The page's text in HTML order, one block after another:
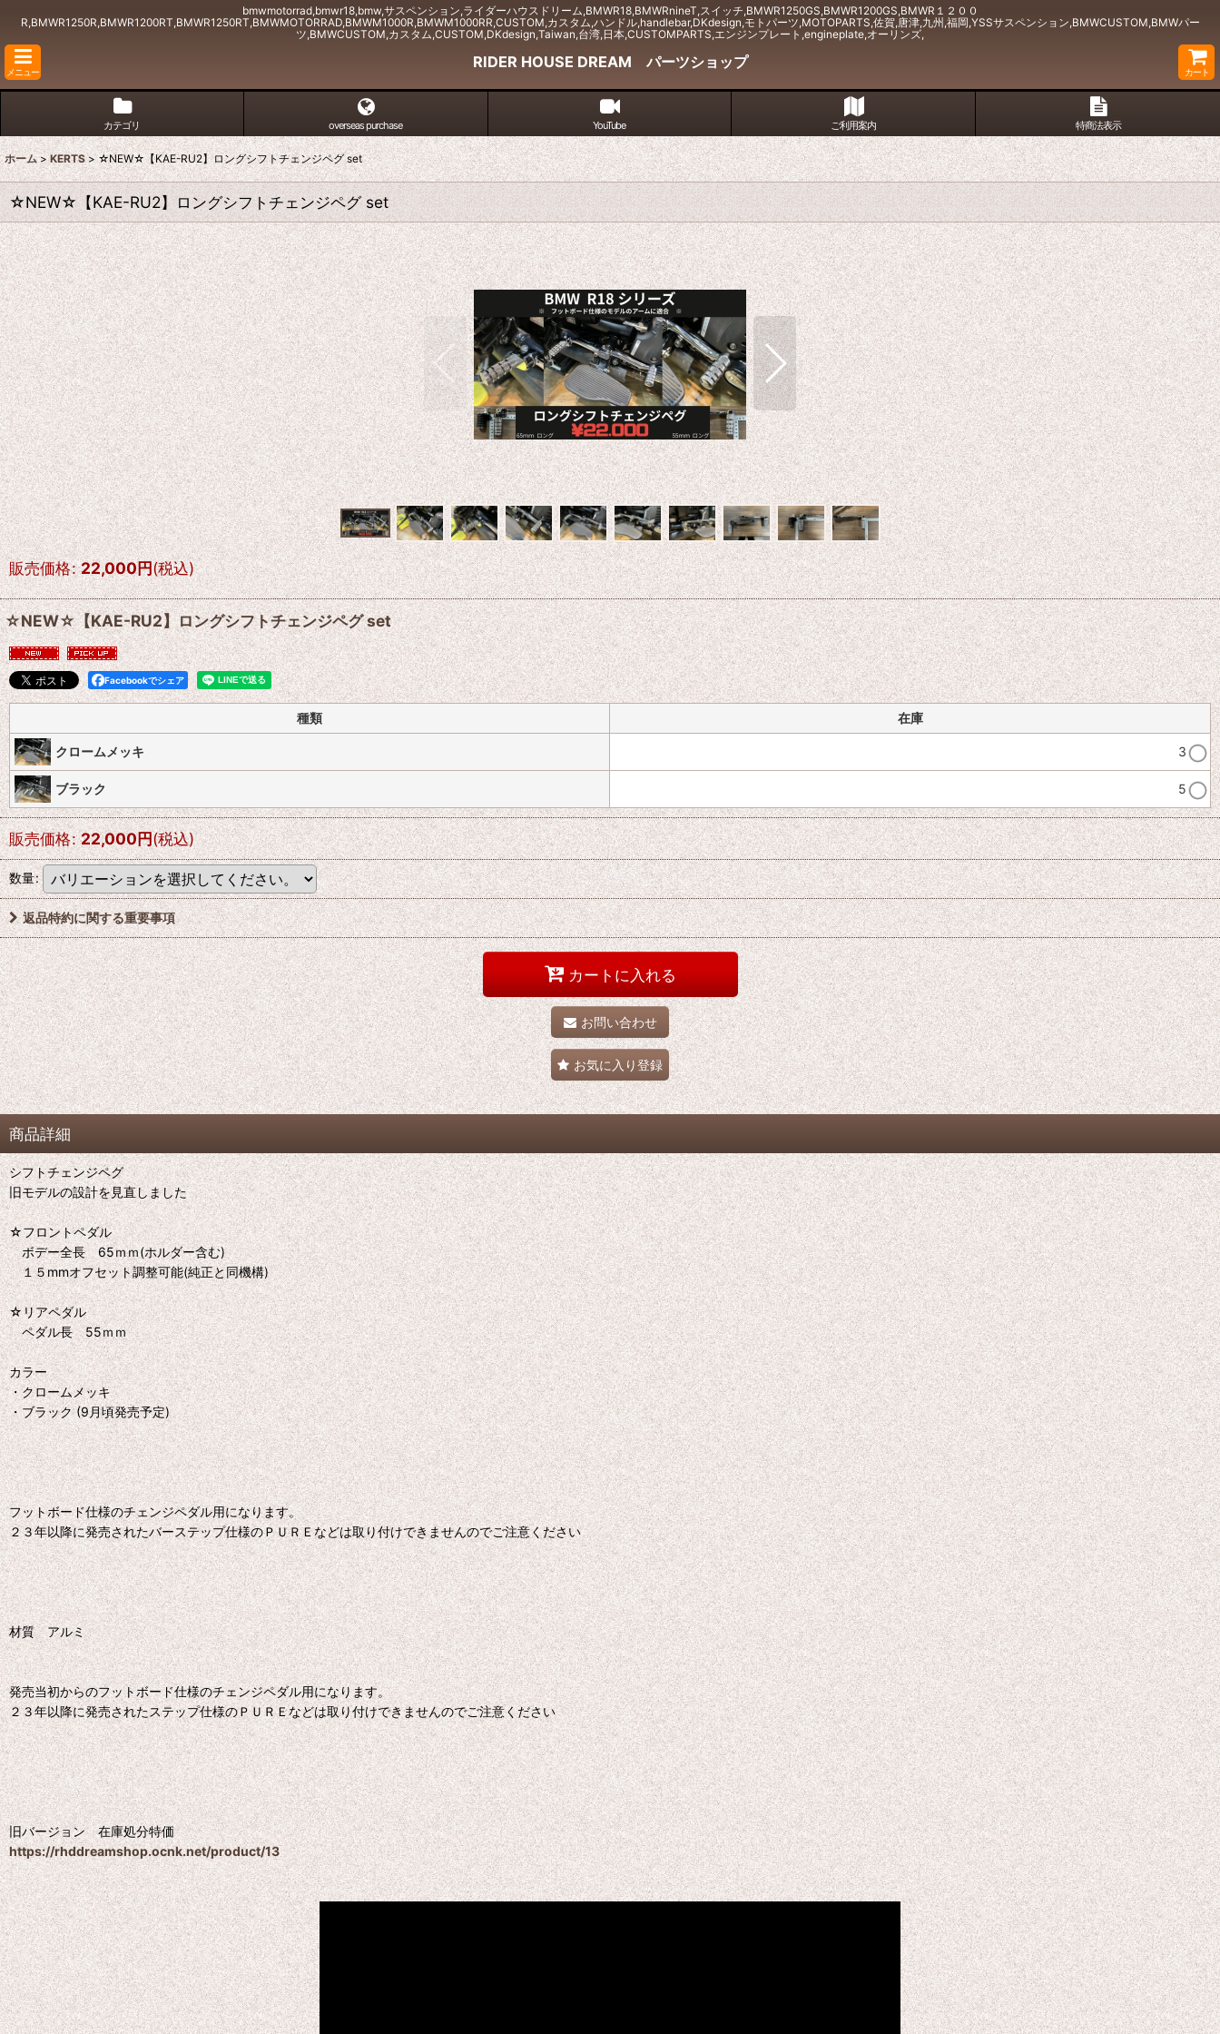
bmwmotorrad,bmwr18,bmw,サスペンション,ライダーハウスドリーム,BMWR18,BMWRnineT,スイッチ,BMWR1250GS,BMWR1200GS,BMWR１２００
R,BMWR1250R,BMWR1200RT,BMWR1250RT,BMWMOTORRAD,BMWM1000R,BMWM1000RR,CUSTOM,カスタム,ハンドル,handlebar,DKdesign,モトパーツ,MOTOPARTS,佐賀,唐津,九州,福岡,YSSサスペンション,BMWCUSTOM,BMWパー
ツ,BMWCUSTOM,カスタム,CUSTOM,DKdesign,Taiwan,台湾,日本,CUSTOMPARTS,エンジンプレート,engineplate,オーリンズ,
メニュー
RIDER HOUSE DREAM パーツショップ
カート
カテゴリ overseas purchase YouTube ご利用案内 特商法表示
ホーム > KERTS > ☆NEW☆【KAE-RU2】ロングシフトチェンジペグ set
☆NEW☆【KAE-RU2】ロングシフトチェンジペグ set
販売価格: 22,000円(税込)
☆NEW☆【KAE-RU2】ロングシフトチェンジペグ set
Facebookでシェア
種類 在庫
クロームメッキ 3
ブラック 5
販売価格: 22,000円(税込)
数量:
返品特約に関する重要事項
カートに入れる
お問い合わせ
お気に入り登録
商品詳細
シフトチェンジペグ
旧モデルの設計を見直しました
☆フロントペダル
ボデー全長 65ｍｍ(ホルダー含む)
１５mmオフセット調整可能(純正と同機構)
☆リアペダル
ペダル長 55ｍｍ
カラー
・クロームメッキ
・ブラック (9月頃発売予定)
フットボード仕様のチェンジペダル用になります。
２３年以降に発売されたバーステップ仕様のＰＵＲＥなどは取り付けできませんのでご注意ください
材質 アルミ
発売当初からのフットボード仕様のチェンジペダル用になります。
２３年以降に発売されたステップ仕様のＰＵＲＥなどは取り付けできませんのでご注意ください
旧バージョン 在庫処分特価
https://rhddreamshop.ocnk.net/product/13